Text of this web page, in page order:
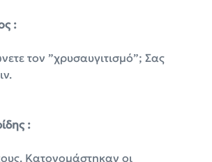
:
τον ”χρυσαυγιτισμό”; Σας
:
Κατονομάστηκαν οι